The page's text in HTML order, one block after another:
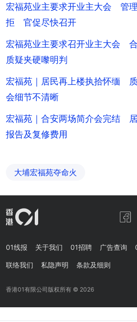
宏福苑业主要求开业主大会 管
拒 官促尽快召开
宏福苑业主要求召开业主大会
质疑夹硬嚟明判
宏福苑｜居民再上楼执拾怀缅
会细节不清晰
宏福苑｜合安两场简介会完结
报告及复修费用
大埔宏福苑夺命火
01线报 关于我们 01招聘 广告查询
联络我们 私隐声明 条款及细则
香港01有限公司版权所有 © 2026